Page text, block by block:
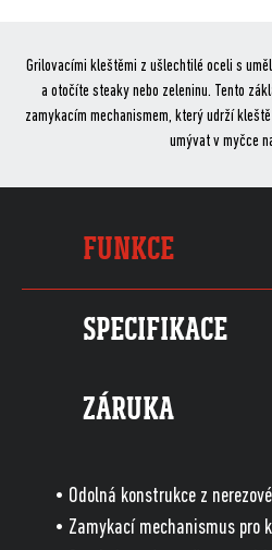
Grilovacími kleštěmi z ušlechtilé oceli s
a otočíte steaky nebo zeleninu. Tento
zamykacím mechanismem, který udrží
umývat v myčce
FUNKCE
SPECIFIKACE
ZÁRUKA
• Odolná konstrukce z
• Zamykací mechanismus pro